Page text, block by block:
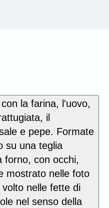
la farina, l'uovo,
il
e pepe. Formate
su una teglia
forno, con occhi,
mostrato nelle foto
nelle fette di
nel senso della